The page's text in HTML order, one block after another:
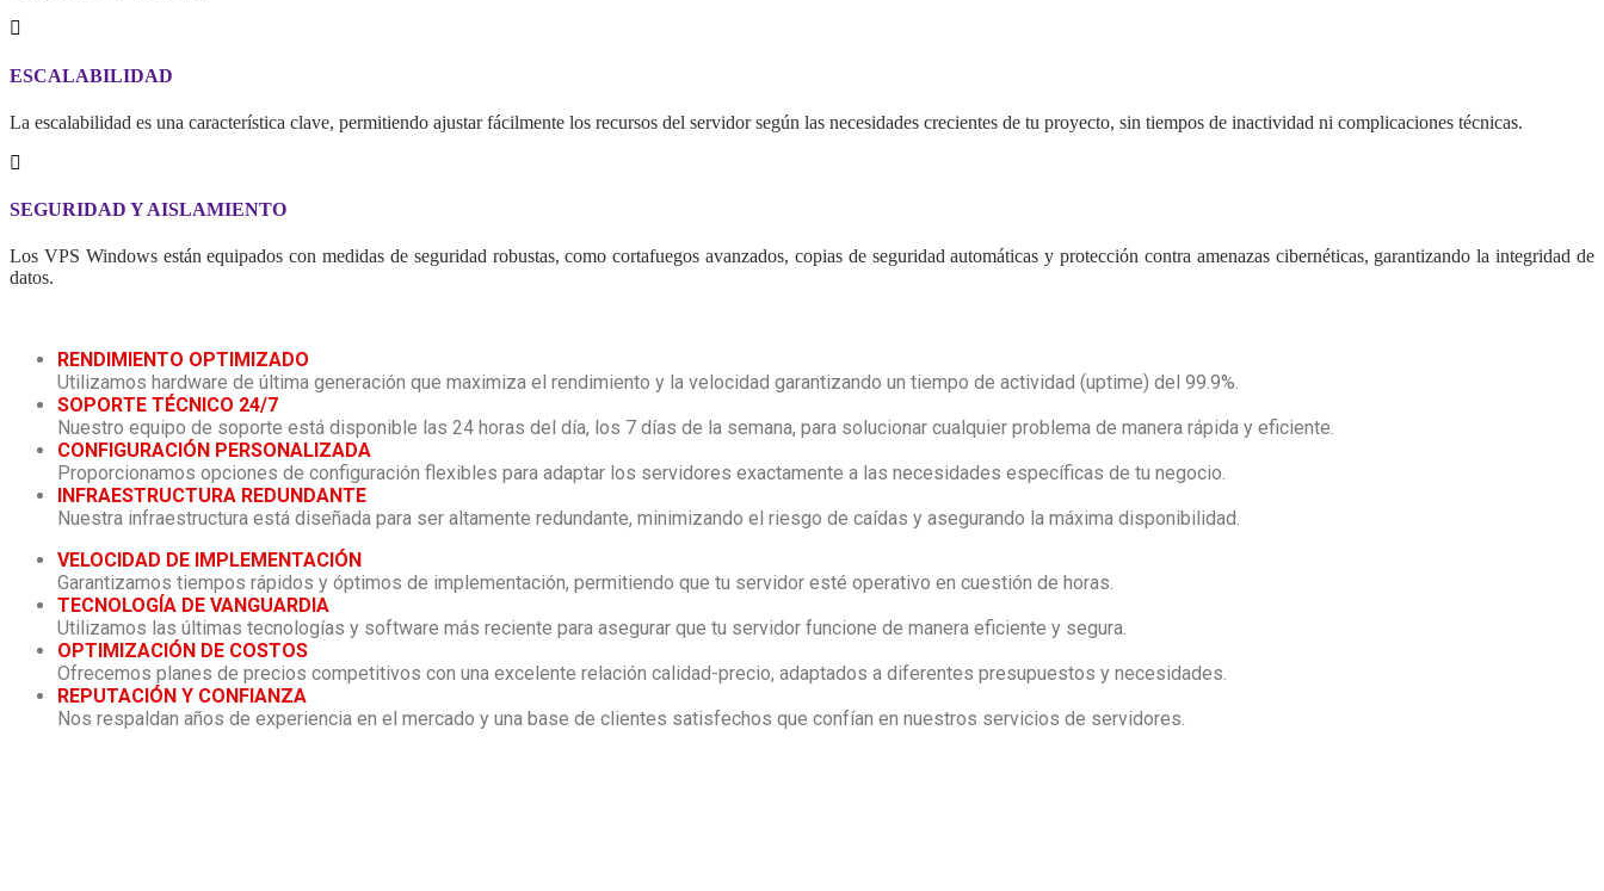
ESCALABILIDAD
La escalabilidad es una característica clave, permitiendo ajustar fácilmente los recursos del servidor según las necesidades crecientes de tu proyecto, sin tiempos de inactividad ni complicaciones técnicas.
SEGURIDAD Y AISLAMIENTO
Los VPS Windows están equipados con medidas de seguridad robustas, como cortafuegos avanzados, copias de seguridad automáticas y protección contra amenazas cibernéticas, garantizando la integridad de
datos.
RENDIMIENTO OPTIMIZADO
Utilizamos hardware de última generación que maximiza el rendimiento y la velocidad garantizando un tiempo de actividad (uptime) del 99.9%.
SOPORTE TÉCNICO 24/7
Nuestro equipo de soporte está disponible las 24 horas del día, los 7 días de la semana, para solucionar cualquier problema de manera rápida y eficiente.
CONFIGURACIÓN PERSONALIZADA
Proporcionamos opciones de configuración flexibles para adaptar los servidores exactamente a las necesidades específicas de tu negocio.
INFRAESTRUCTURA REDUNDANTE
Nuestra infraestructura está diseñada para ser altamente redundante, minimizando el riesgo de caídas y asegurando la máxima disponibilidad.
VELOCIDAD DE IMPLEMENTACIÓN
Garantizamos tiempos rápidos y óptimos de implementación, permitiendo que tu servidor esté operativo en cuestión de horas.
TECNOLOGÍA DE VANGUARDIA
Utilizamos las últimas tecnologías y software más reciente para asegurar que tu servidor funcione de manera eficiente y segura.
OPTIMIZACIÓN DE COSTOS
Ofrecemos planes de precios competitivos con una excelente relación calidad-precio, adaptados a diferentes presupuestos y necesidades.
REPUTACIÓN Y CONFIANZA
Nos respaldan años de experiencia en el mercado y una base de clientes satisfechos que confían en nuestros servicios de servidores.